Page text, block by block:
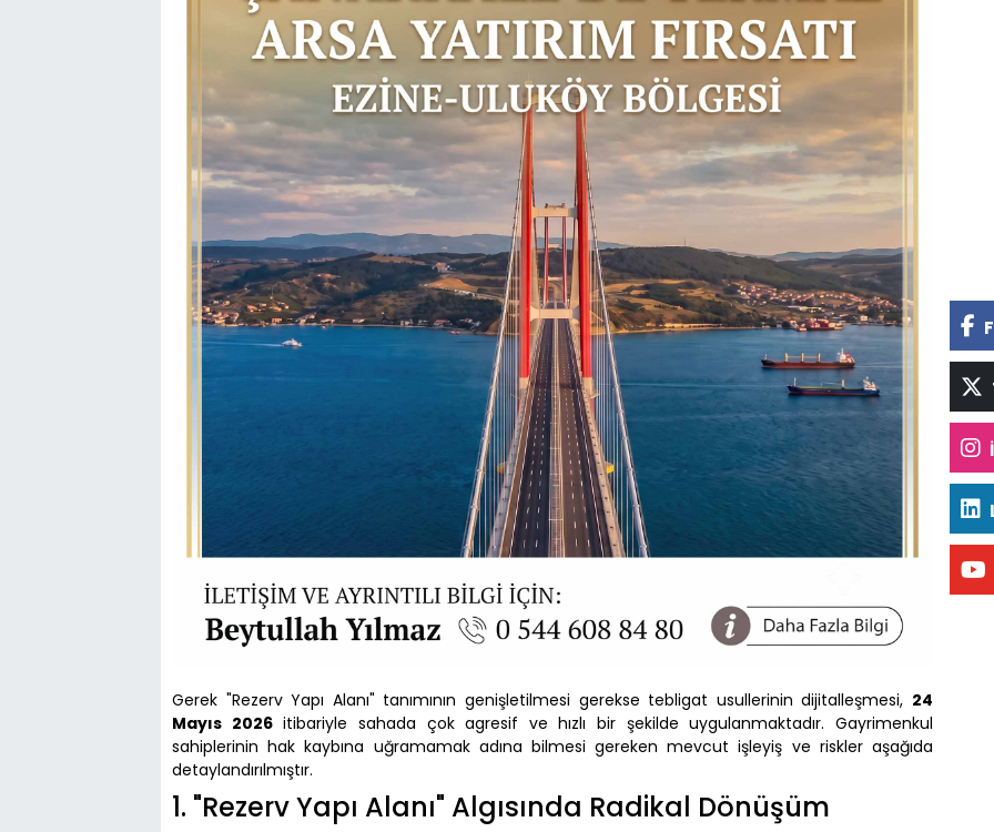
Gerek "Rezerv Yapı Alanı" tanımının genişletilmesi gerekse tebligat usullerinin dijitalleşmesi, 24
Mayıs 2026itibariyle sahada çok agresif ve hızlı bir şekilde uygulanmaktadır. Gayrimenkul
sahiplerinin hak kaybına uğramamak adına bilmesi gereken mevcut işleyiş ve riskler aşağıda
detaylandırılmıştır.
1. "Rezerv Yapı Alanı" Algısında Radikal Dönüşüm